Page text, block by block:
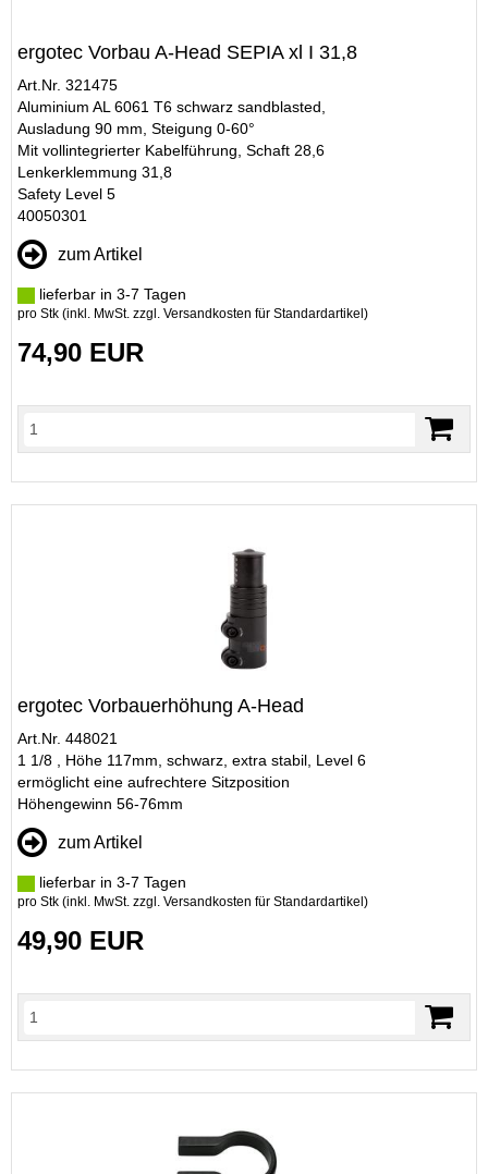
ergotec Vorbau A-Head SEPIA xl I 31,8
Art.Nr. 321475
Aluminium AL 6061 T6 schwarz sandblasted,
Ausladung 90 mm, Steigung 0-60°
Mit vollintegrierter Kabelführung, Schaft 28,6
Lenkerklemmung 31,8
Safety Level 5
40050301
zum Artikel
lieferbar in 3-7 Tagen
pro Stk (inkl. MwSt. zzgl. Versandkosten für Standardartikel )
74,90 EUR
ergotec Vorbauerhöhung A-Head
Art.Nr. 448021
1 1/8 , Höhe 117mm, schwarz, extra stabil, Level 6
ermöglicht eine aufrechtere Sitzposition
Höhengewinn 56-76mm
zum Artikel
lieferbar in 3-7 Tagen
pro Stk (inkl. MwSt. zzgl. Versandkosten für Standardartikel )
49,90 EUR